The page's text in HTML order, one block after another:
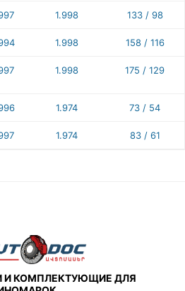
1.998 133 / 98
1.998 158 / 116
1.998 175 / 129
1.974 73 / 54
1.974 83 / 61
И КОМПЛЕКТУЮЩИЕ ДЛЯ